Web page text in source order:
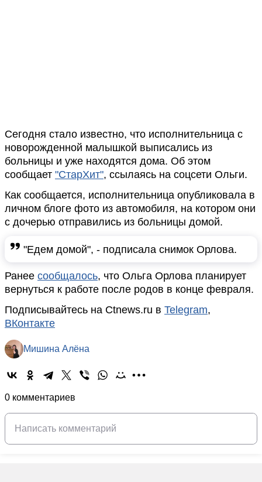
Сегодня стало известно, что исполнительница с
новорожденной малышкой выписались из
больницы и уже находятся дома. Об этом
сообщает "СтарХит", ссылаясь на соцсети Ольги.
Как сообщается, исполнительница опубликовала в
личном блоге фото из автомобиля, на котором они
с дочерью отправились из больницы домой.
"Едем домой", - подписала снимок Орлова.
Ранее сообщалось, что Ольга Орлова планирует
вернуться к работе после родов в конце февраля.
Подписывайтесь на Ctnews.ru в Telegram,
ВКонтакте
Мишина Алёна
0 комментариев